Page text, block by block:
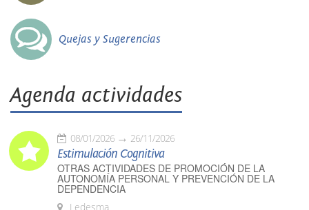
Quejas y Sugerencias
Agenda actividades
08/01/2026 26/11/2026
Estimulación Cognitiva
OTRAS ACTIVIDADES DE PROMOCIÓN DE LA
AUTONOMÍA PERSONAL Y PREVENCIÓN DE LA
DEPENDENCIA
Ledesma